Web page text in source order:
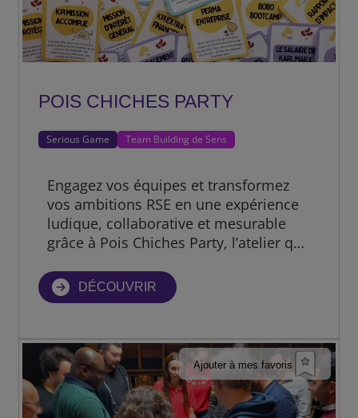
POIS CHICHES PARTY
Serious Game Team Building de Sens
Engagez vos équipes et transformez
vos ambitions RSE en une expérience
ludique, collaborative et mesurable
grâce à Pois Chiches Party, l’atelier qui
(Environnement, [...]
DÉCOUVRIR
Ajouter à mes favoris